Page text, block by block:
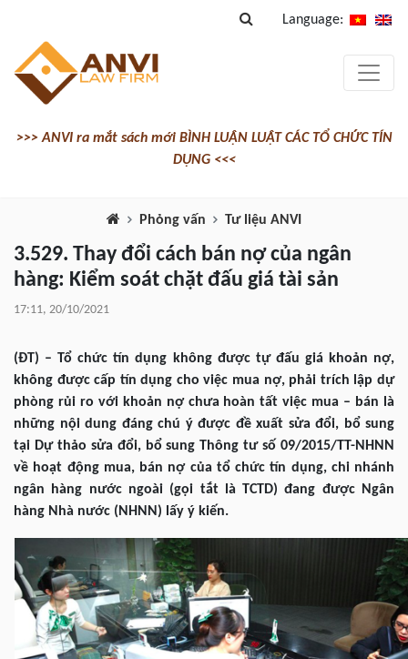
Language:
>>> ANVI ra mắt sách mới BÌNH LUẬN LUẬT CÁC TỔ CHỨC TÍN
DỤNG <<<
Phỏng vấn Tư liệu ANVI
3.529. Thay đổi cách bán nợ của ngân
hàng: Kiểm soát chặt đấu giá tài sản
17:11, 20/10/2021
(ĐT) – Tổ chức tín dụng không được tự đấu giá khoản nợ,
không được cấp tín dụng cho việc mua nợ, phải trích lập dự
phòng rủi ro với khoản nợ chưa hoàn tất việc mua – bán là
những nội dung đáng chú ý được đề xuất sửa đổi, bổ sung
tại Dự thảo sửa đổi, bổ sung Thông tư số 09/2015/TT-NHNN
về hoạt động mua, bán nợ của tổ chức tín dụng, chi nhánh
ngân hàng nước ngoài (gọi tắt là TCTD) đang được Ngân
hàng Nhà nước (NHNN) lấy ý kiến.